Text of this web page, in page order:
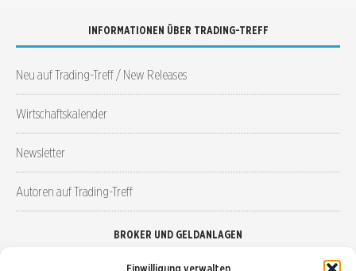
INFORMATIONEN ÜBER TRADING-TREFF
Neu auf Trading-Treff / New Releases
Wirtschaftskalender
Newsletter
Autoren auf Trading-Treff
BROKER UND GELDANLAGEN